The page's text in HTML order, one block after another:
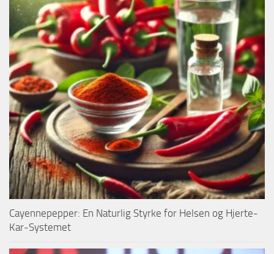
Cayennepepper: En Naturlig Styrke for Helsen og Hjerte-
Kar-Systemet